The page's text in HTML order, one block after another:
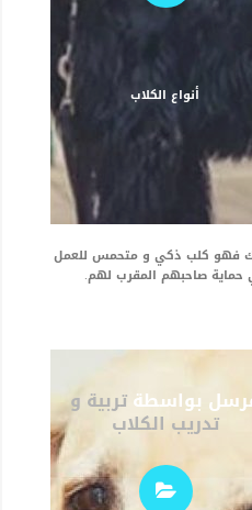
أنواع الكلاب
لذلك فهو كلب ذكي و متحمس للعمل
حماية صاحبهم المقرب لهم.
بواسطةتربية و
تدريب الكلاب